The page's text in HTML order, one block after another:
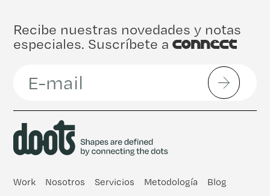
Recibe nuestras novedades y notas
especiales. Suscríbete aConnect
Work Nosotros Servicios Metodología Blog